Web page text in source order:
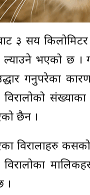
३ सय
ल्याउने भएको छ ।
गर्नुपरेका
छैन ।
विरालाहरु
विरालोका
।